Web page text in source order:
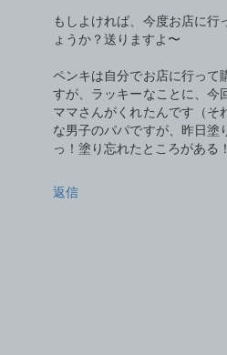
もしよければ、今度お店に行
ょうか？送りますよ〜
ペンキは自分でお店に行って
すが、ラッキーなことに、今
ママさんがくれたんです（そ
な男子のパパですが、昨日塗
っ！塗り忘れたところがある
返信